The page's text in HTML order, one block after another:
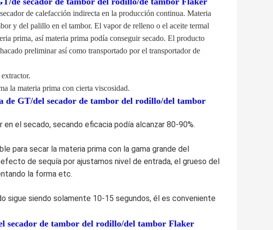
de calefacción indirecta en la producción continua. Materia
y del palillo en el tambor. El vapor de relleno o el aceite termal
prima, así materia prima podía conseguir secado. El producto
preliminar así como transportado por el transportador de
la materia prima con cierta viscosidad.
de GT/del secador de tambor del rodillo/del tambor
el secado, secando eficacia podía alcanzar 80-90%.
para secar la materia prima con la gama grande del
de sequía por ajustamos nivel de entrada, el grueso del
la forma etc.
sigue siendo solamente 10-15 segundos, él es conveniente
secador de tambor del rodillo/del tambor Flaker